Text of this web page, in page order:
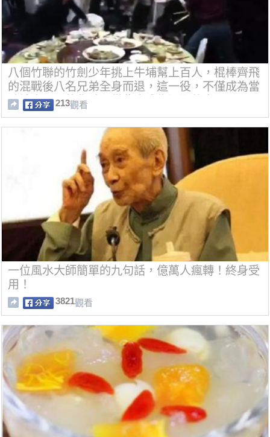
八個竹聯的竹劍少年挑上牛埔幫上百人，棍棒齊飛
的混戰後八名兄弟全身而退，這一役，不僅成為當
時社會矚目的焦點，從此也成為江湖傳奇。」
213觀看
一位風水大師簡單的九句話，億萬人瘋轉！終身受
用！
3821觀看